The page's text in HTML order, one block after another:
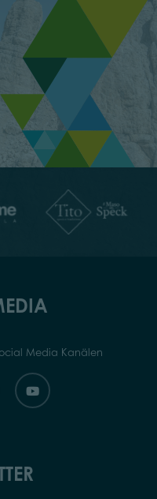
Media Kanälen